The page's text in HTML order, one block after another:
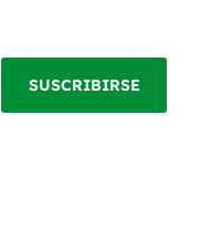
SUSCRIBIRSE